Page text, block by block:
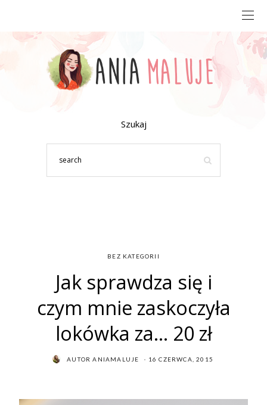
Szukaj
BEZ KATEGORII
Jak sprawdza się i
czym mnie zaskoczyła
lokówka za… 20 zł
AUTORANIAMALUJE
POSTED
16 CZERWCA, 2015